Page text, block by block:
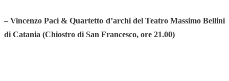
– Vincenzo Paci & Quartetto d’archi del Teatro Massimo Bellini
di Catania (Chiostro di San Francesco, ore 21.00)